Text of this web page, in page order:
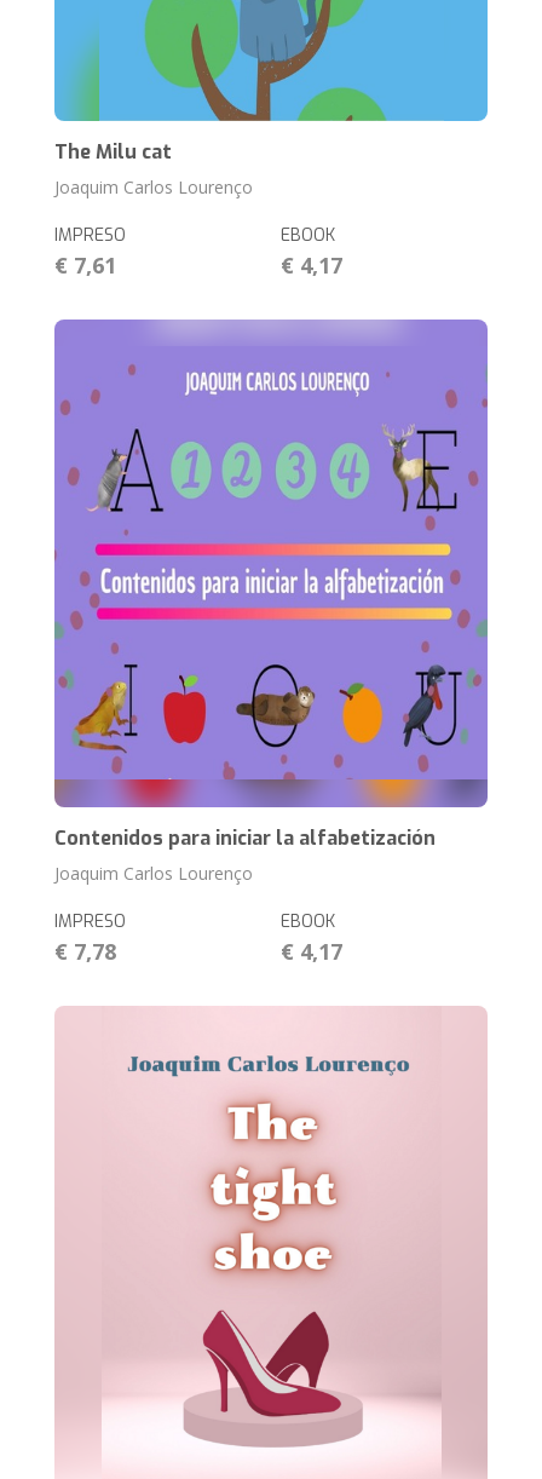
The Milu cat
Joaquim Carlos Lourenço
IMPRESO
€ 7,61
EBOOK
€ 4,17
Contenidos para iniciar la alfabetización
Joaquim Carlos Lourenço
IMPRESO
€ 7,78
EBOOK
€ 4,17